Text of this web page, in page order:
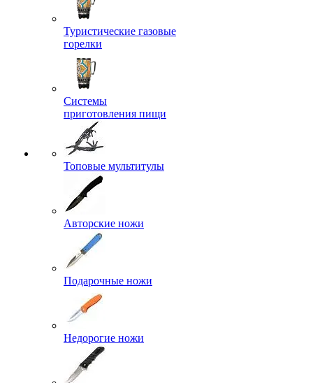
Туристические газовые
горелки
Системы
приготовления пищи
Топовые мультитулы
Авторские ножи
Подарочные ножи
Недорогие ножи